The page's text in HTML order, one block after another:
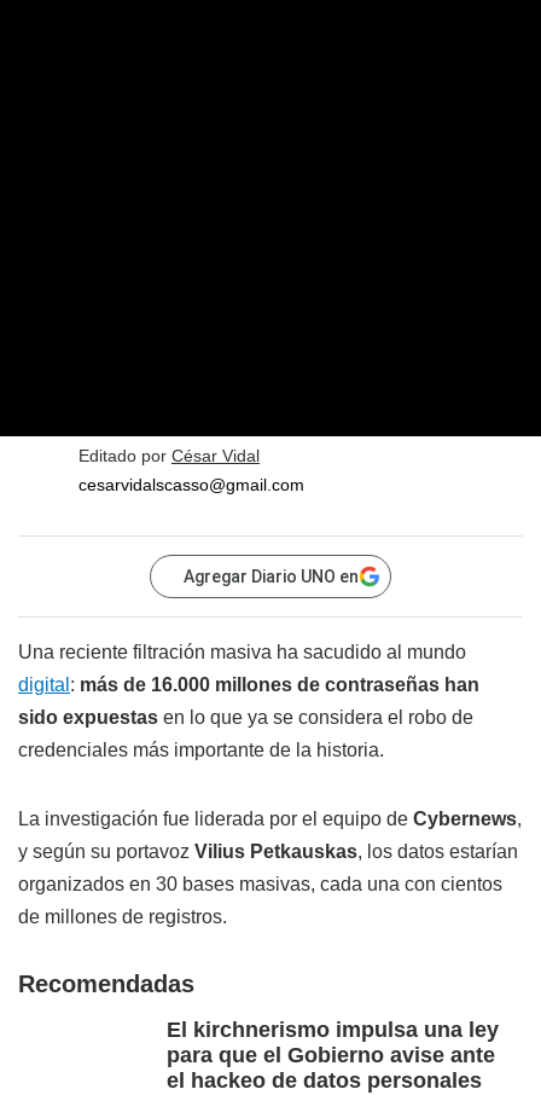
Editado por César Vidal
cesarvidalscasso@gmail.com
Agregar Diario UNO en
Una reciente filtración masiva ha sacudido al mundo
digital : más de 16.000 millones de contraseñas han
sido expuestas en lo que ya se considera el robo de
credenciales más importante de la historia.
La investigación fue liderada por el equipo de Cybernews,
y según su portavoz Vilius Petkauskas, los datos estarían
organizados en 30 bases masivas, cada una con cientos
de millones de registros.
Recomendadas
El kirchnerismo impulsa una ley
para que el Gobierno avise ante
el hackeo de datos personales